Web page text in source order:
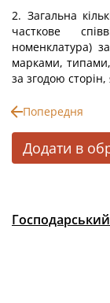
2. Загальна
часткове
номенклатура)
марками,
за згодою
Попередня
Додати в